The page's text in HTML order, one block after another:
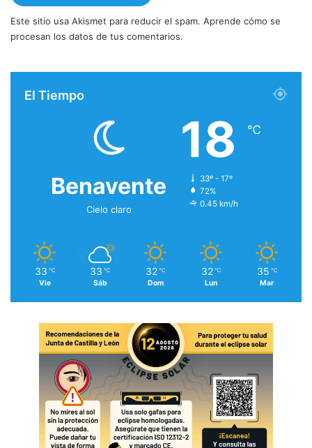
Este sitio usa Akismet para reducir el spam. Aprende cómo se
procesan los datos de tus comentarios.
El Tiempo
Benavente
Cielo claro
18 ℃
33º - 17º
72%
0.45 km/h
33 ℃
Vie
33 ℃
Sáb
32 ℃
Dom
32 ℃
Lun
35 ℃
Mar